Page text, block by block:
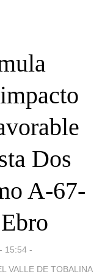
Dos
A-67-
15:54 -
VALLE DE TOBALINA